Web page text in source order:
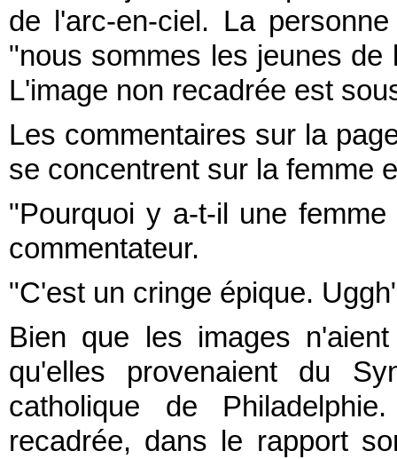
de l'arc-en-ciel. La
"nous sommes les jeunes de
L'image non recadrée est
Les commentaires sur la
se concentrent sur la femme
"Pourquoi y a-t-il une
commentateur.
"C'est un cringe épique.
Bien que les images
qu'elles provenaient du
catholique de
recadrée, dans le rapport